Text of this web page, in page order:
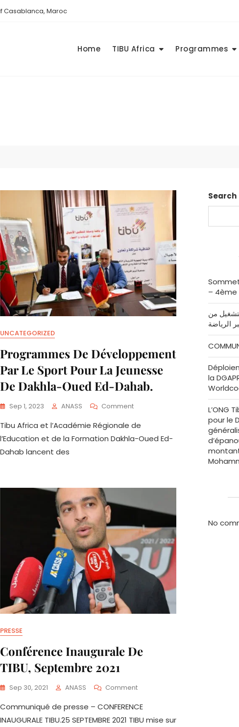
Casablanca, Maroc
Home TIBU Africa Programmes
UNCATEGORIZED
Programmes De Développement
Par Le Sport Pour La Jeunesse
De Dakhla-Oued Ed-Dahab.
Sep 1, 2023 ANASS CommentOn
De
Développement
Dakhla-
Oued
Ed-
Dahab.
Tibu Africa et l’Académie Régionale de
l’Education et de la Formation Dakhla-Oued Ed-
Dahab lancent des
PRESSE
Conférence Inaugurale De
TIBU, Septembre 2021
Sep 30, 2021 ANASS CommentOn
Inaugurale
De
Communiqué de presse – CONFERENCE
INAUGURALE TIBU.25 SEPTEMBRE 2021 TIBU mise sur
Search
– 4ème
من
الرياضة
la
L’ONG
pour le
No